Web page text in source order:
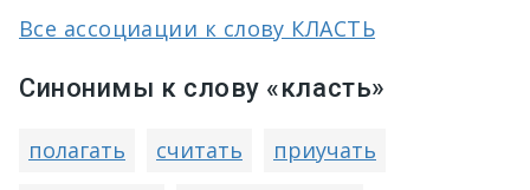
Все ассоциации к слову КЛАСТЬ
Синонимы к слову «класть»
полагать считать
приучать